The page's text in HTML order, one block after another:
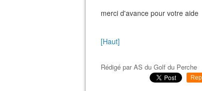
merci d'avance pour votre aide
[Haut]
Rédigé parAS du Golf du Perche